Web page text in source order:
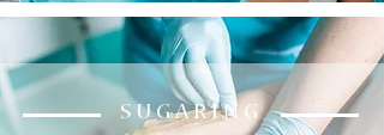
S U G A R I N G